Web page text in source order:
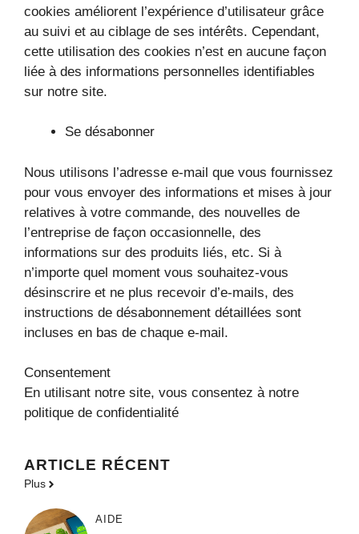
cookies améliorent l’expérience d’utilisateur grâce
au suivi et au ciblage de ses intérêts. Cependant,
cette utilisation des cookies n’est en aucune façon
liée à des informations personnelles identifiables
sur notre site.
Se désabonner
Nous utilisons l’adresse e-mail que vous fournissez
pour vous envoyer des informations et mises à jour
relatives à votre commande, des nouvelles de
l’entreprise de façon occasionnelle, des
informations sur des produits liés, etc. Si à
n’importe quel moment vous souhaitez-vous
désinscrire et ne plus recevoir d’e-mails, des
instructions de désabonnement détaillées sont
incluses en bas de chaque e-mail.
Consentement
En utilisant notre site, vous consentez à notre
politique de confidentialité
ARTICLE RÉCENT
Plus
AIDE